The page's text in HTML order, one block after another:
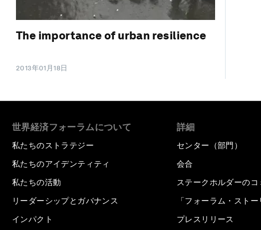
The importance of urban resilience
2013年01月18日
世界経済フォーラムについて
私たちのストラテジー
私たちのアイデンティティ
私たちの活動
リーダーシップとガバナンス
インパクト
詳細
センター（部門）
会合
ステークホルダーのコ
「フォーラム・ストー
プレスリリース